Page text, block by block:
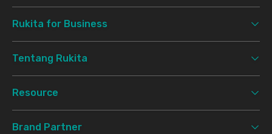
Rukita for Business
Tentang Rukita
Resource
Brand Partner